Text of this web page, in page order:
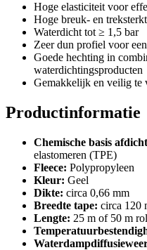
Hoge elasticiteit voor
Hoge breuk- en
Waterdicht tot ≥ 1,5 bar
Zeer dun profiel voor
Goede hechting in
waterdichtingsproducten
Gemakkelijk en veilig te
Productinformatie
Chemische basis
elastomeren (TPE)
Fleece: Polypropyleen
Kleur: Geel
Dikte: circa 0,66 mm
Breedte tape: circa 120
Lengte: 25 m of 50 m rol